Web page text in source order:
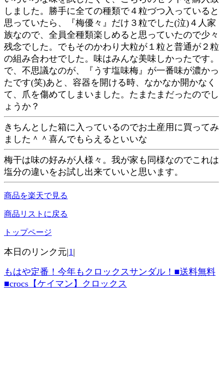
しました。勝手に全ての種類で４粒づつ入っていると
思っていたら、『梅優々』だけ３粒でした(泣)４人家
族なので、全員全種類楽しめると思っていたので少々
残念でした。でもそのかわり大粒が１粒と普通が２粒
の組み合わせでした。味はみんな美味しかったです。
で、不思議なのが、『うす塩味梅』が一番味が濃かっ
たです(笑)あと、容器を開ける時、なかなか開かなく
て、爪を傷めてしまいました。たまたまだったのでし
ょうか？
きちんとした箱に入っているのでお土産用に買ってみ
ました＾＾喜んでもらえるといいな
梅干は味の好みが人様々。我が家も同様なのでこれは
塩分の違いをお試し出来ていいと思います。
商品を楽天で見る
商品リストに戻る
トップページ
本日のリンク元|1 |
もはや定番！今年もクロックスサンダル！■送料無料
■crocs【ケイマン】クロックス